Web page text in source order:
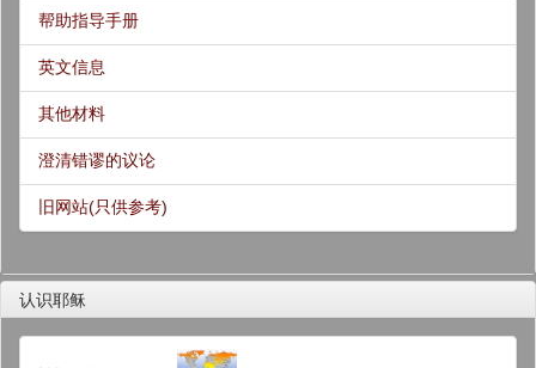
帮助指导手册
英文信息
其他材料
澄清错谬的议论
旧网站(只供参考)
认识耶稣